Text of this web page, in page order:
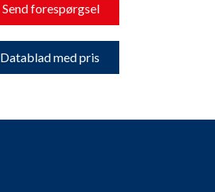
Send forespørgsel
Datablad med pris